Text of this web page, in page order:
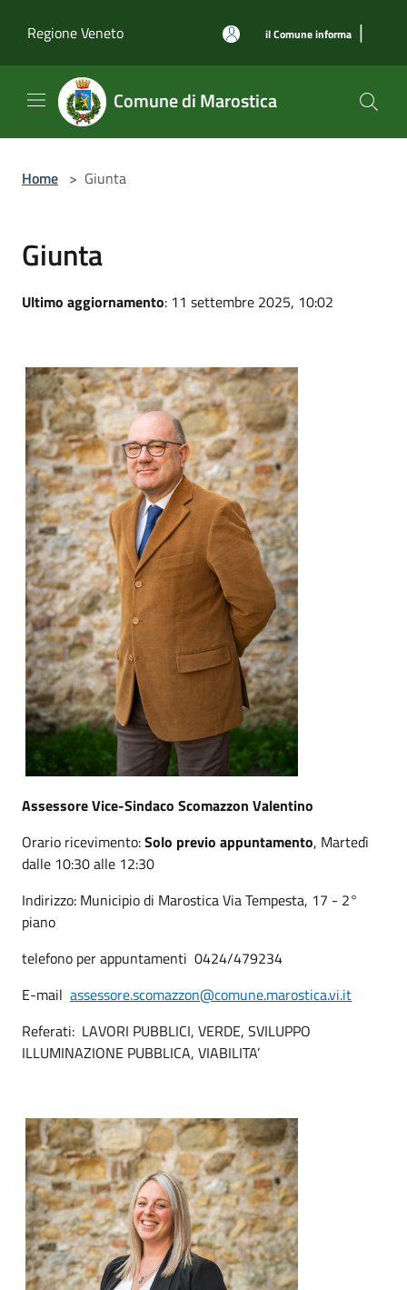
Regione Veneto
il Comune informa |
Comune di Marostica
Home > Giunta
Giunta
Ultimo aggiornamento: 11 settembre 2025, 10:02
Assessore Vice-Sindaco Scomazzon Valentino
Orario ricevimento:Solo previo appuntamento, Martedì
dalle 10:30 alle 12:30
Indirizzo: Municipio di Marostica Via Tempesta, 17 - 2°
piano
telefono per appuntamenti 0424/479234
E-mail assessore.scomazzon@comune.marostica.vi.it
Referati: LAVORI PUBBLICI, VERDE, SVILUPPO
ILLUMINAZIONE PUBBLICA, VIABILITA’